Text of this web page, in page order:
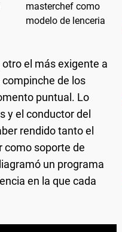
el más exigente a
de los
puntual. Lo
y el conductor del
rendido tanto el
como soporte de
un programa
en la que cada